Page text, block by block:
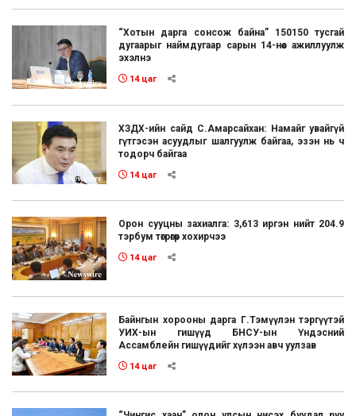
“Хотын дарга сонсож байна” 150150 тусгай
дугаарыг наймдугаар сарын 14-нөөс ажиллуулж
эхэлнэ
14 цаг
ХЗДХ-ийн сайд С.Амарсайхан: Намайг увайгүй
гүтгэсэн асуудлыг шалгуулж байгаа, эзэн нь ч
тодорч байгаа
14 цаг
Орон сууцны захиалга: 3,613 иргэн нийт 204.9
тэрбум төгрөгөөр хохирчээ
14 цаг
Байнгын хорооны дарга Г.Тэмүүлэн тэргүүтэй
УИХ-ын гишүүд БНСУ-ын Үндэсний
Ассамблейн гишүүдийг хүлээн авч уулзав
14 цаг